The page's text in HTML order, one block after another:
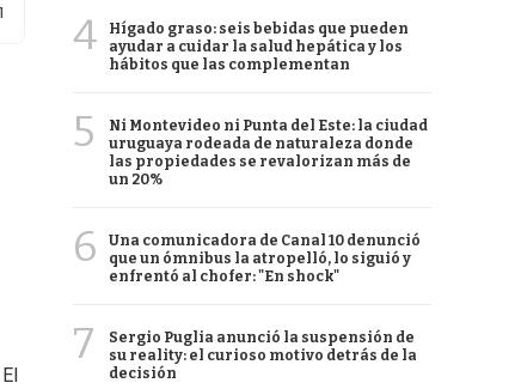
Duración: 41 segundos
4
Hígado graso: seis bebidas que pueden
ayudar a cuidar la salud hepática y los
hábitos que las complementan
5
Ni Montevideo ni Punta del Este: la ciudad
uruguaya rodeada de naturaleza donde
las propiedades se revalorizan más de
un 20%
6
Una comunicadora de Canal 10 denunció
que un ómnibus la atropelló, lo siguió y
enfrentó al chofer: "En shock"
7
Sergio Puglia anunció la suspensión de
su reality: el curioso motivo detrás de la
decisión